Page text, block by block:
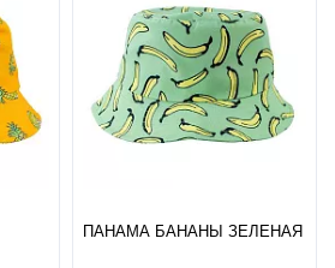
ПАНАМА БАНАНЫ ЗЕЛЕНАЯ